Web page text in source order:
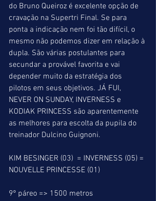
do Bruno Queiroz é excelente opção de
cravação na Supertri Final. Se para
ponta a indicação nem foi tão difícil, o
mesmo não podemos dizer em relação à
dupla. São várias postulantes para
secundar a provável favorita e vai
depender muito da estratégia dos
pilotos em seus objetivos. JÁ FUI,
NEVER ON SUNDAY, INVERNESS e
KODIAK PRINCESS são aparentemente
as melhores para escolta da pupila do
treinador Dulcino Guignoni.
KIM BESINGER (03)  = INVERNESS (05) =
NOUVELLE PRINCESSE (01)
9º páreo => 1500 metros